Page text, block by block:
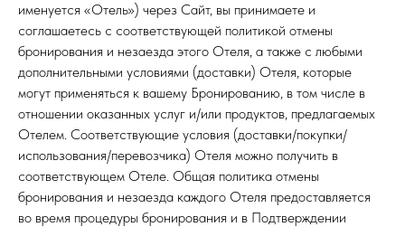
именуется «Отель») через Сайт, вы принимаете и
соглашаетесь с соответствующей политикой отмены
бронирования и незаезда этого Отеля, а также с любыми
дополнительными условиями (доставки) Отеля, которые
могут применяться к вашему Бронированию, в том числе в
отношении оказанных услуг и/или продуктов, предлагаемых
Отелем. Соответствующие условия (доставки/покупки/
использования/перевозчика) Отеля можно получить в
соответствующем Отеле. Общая политика отмены
бронирования и незаезда каждого Отеля предоставляется
во время процедуры бронирования и в Подтверждении